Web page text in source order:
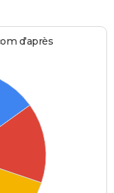
d'après